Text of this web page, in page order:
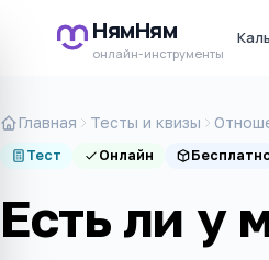
НямНям
онлайн-инструменты
Главная Тесты и квизы
Тест Онлайн
Есть ли у